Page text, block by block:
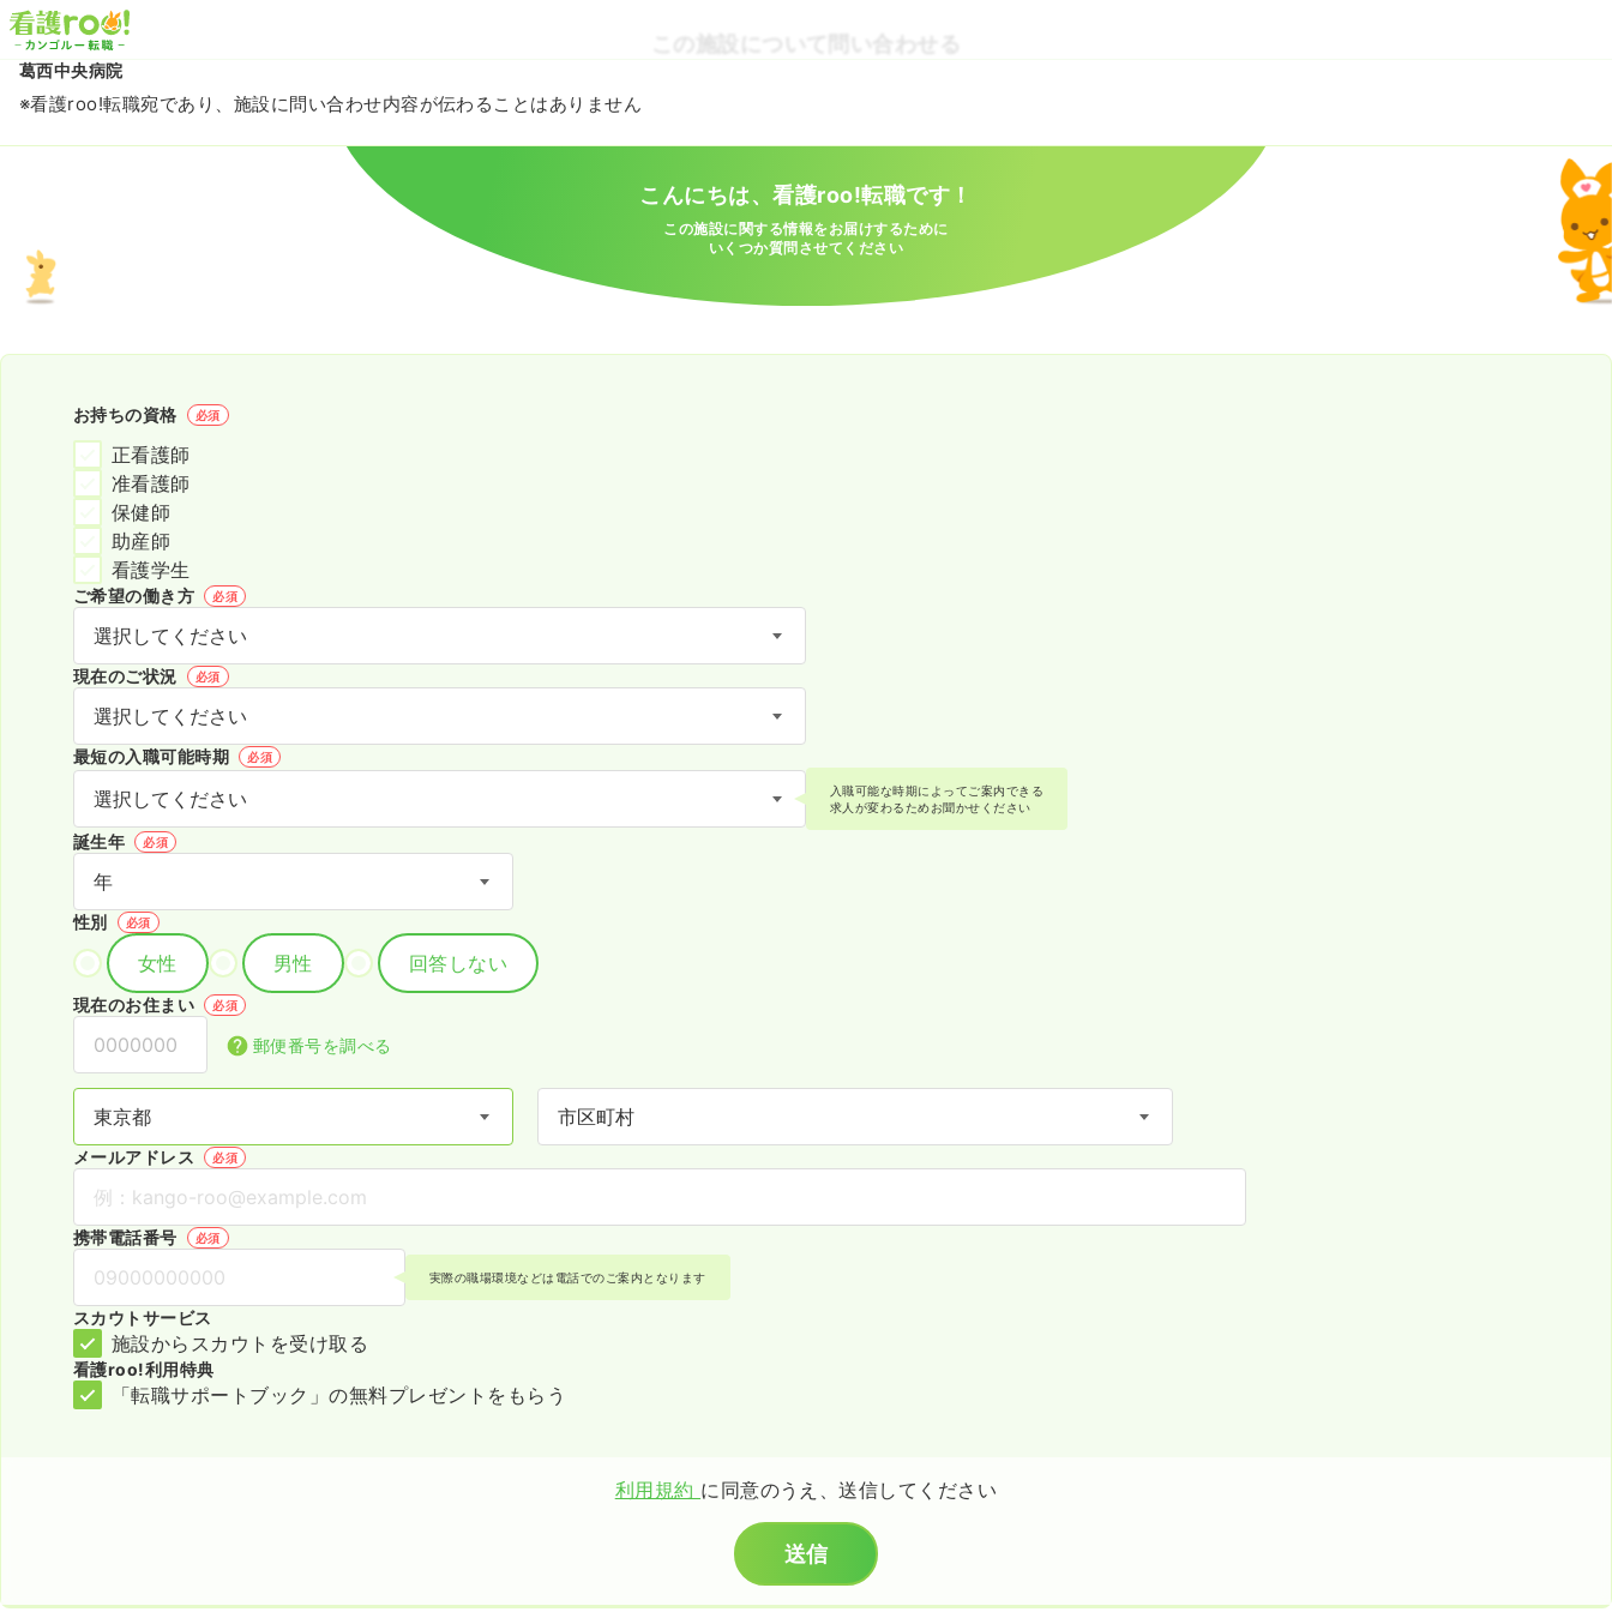
この施設について問い合わせる
葛西中央病院
※看護roo!転職宛であり、施設に問い合わせ内容が伝わることはありません
こんにちは、看護roo!転職です！
この施設に関する情報をお届けするために
いくつか質問させてください
お持ちの資格 必須
正看護師
准看護師
保健師
助産師
看護学生
ご希望の働き方 必須
現在のご状況 必須
最短の入職可能時期 必須
入職可能な時期によってご案内できる
求人が変わるためお聞かせください
誕生年 必須
性別 必須
女性 男性 回答しない
現在のお住まい 必須
郵便番号を調べる
メールアドレス 必須
携帯電話番号 必須
実際の職場環境などは電話でのご案内となります
スカウトサービス
施設からスカウトを受け取る
看護roo!利用特典
「転職サポートブック」の無料プレゼントをもらう
利用規約 に同意のうえ、送信してください
送信